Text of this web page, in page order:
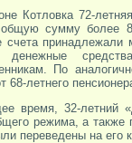
Котловка 72-
сумму более
счета
денежные
По
68-летнего
время, 32-летний
режима, а также
переведены на его